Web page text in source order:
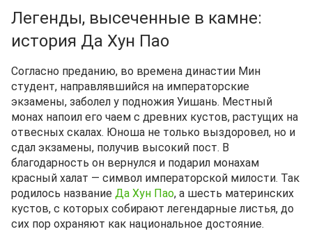
Легенды, высеченные в камне:
история Да Хун Пао
Согласно преданию, во времена династии Мин
студент, направлявшийся на императорские
экзамены, заболел у подножия Уишань. Местный
монах напоил его чаем с древних кустов, растущих на
отвесных скалах. Юноша не только выздоровел, но и
сдал экзамены, получив высокий пост. В
благодарность он вернулся и подарил монахам
красный халат — символ императорской милости. Так
родилось название Да Хун Пао, а шесть материнских
кустов, с которых собирают легендарные листья, до
сих пор охраняют как национальное достояние.